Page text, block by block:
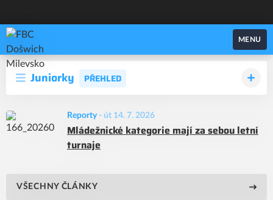
FBC Došwich Milevsko
MENU
Juniorky PŘEHLED
Reporty - út 14. 7. 2026
Mládežnické kategorie mají za sebou letní
turnaje
VŠECHNY ČLÁNKY